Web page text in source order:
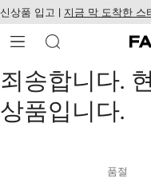
츠
건
뛰
기
치
웹
접
성
신상품 입고 | 지금 막 도착한 스
ASICS
젤
죄송합니다.
상품입니다.
품절